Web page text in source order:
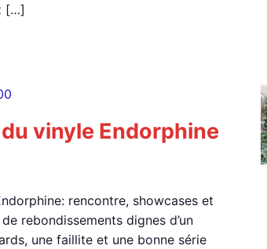
[…]
vinyle Endorphine
rencontre, showcases et
rebondissements dignes d’un
une faillite et une bonne série